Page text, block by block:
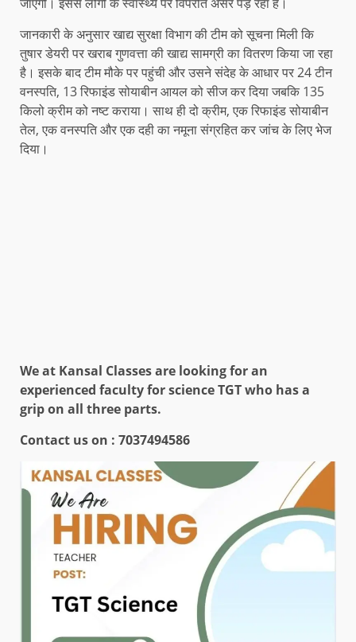
जानकारी के अनुसार खाद्य सुरक्षा विभाग की टीम को सूचना मिली कि
तुषार डेयरी पर खराब गुणवत्ता की खाद्य सामग्री का वितरण किया जा रहा
है। इसके बाद टीम मौके पर पहुंची और उसने संदेह के आधार पर 24 टीन
वनस्पति, 13 रिफाइंड सोयाबीन आयल को सीज कर दिया जबकि 135
किलो क्रीम को नष्ट कराया। साथ ही दो क्रीम, एक रिफाइंड सोयाबीन
तेल, एक वनस्पति और एक दही का नमूना संग्रहित कर जांच के लिए भेज
दिया।
We at Kansal Classes are looking for an
experienced faculty for science TGT who has a
grip on all three parts.
Contact us on : 7037494586